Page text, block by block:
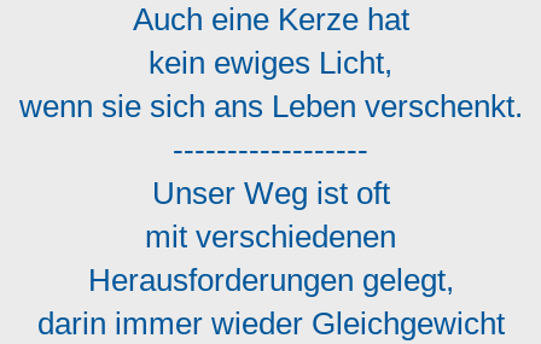
Auch eine Kerze hat
kein ewiges Licht,
wenn sie sich ans Leben verschenkt.
------------------
Unser Weg ist oft
mit verschiedenen
Herausforderungen gelegt,
darin immer wieder Gleichgewicht